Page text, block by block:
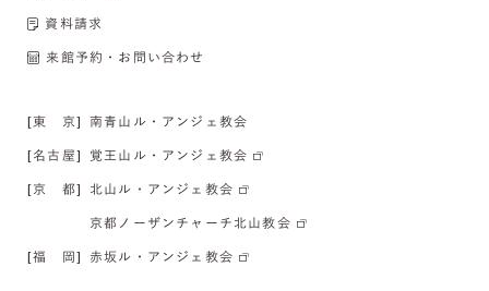
資料請求
来館予約・お問い合わせ
[東 京] 南青山ル・アンジェ教会
[名古屋] 覚王山ル・アンジェ教会
[京 都] 北山ル・アンジェ教会
京都ノーザンチャーチ北山教会
[福 岡] 赤坂ル・アンジェ教会